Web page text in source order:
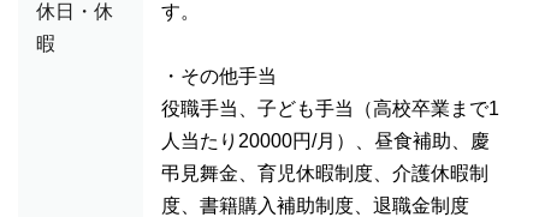
休日・休
暇
す。
・その他手当
役職手当、子ども手当（高校卒業まで1
人当たり20000円/月）、昼食補助、慶
弔見舞金、育児休暇制度、介護休暇制
度、書籍購入補助制度、退職金制度